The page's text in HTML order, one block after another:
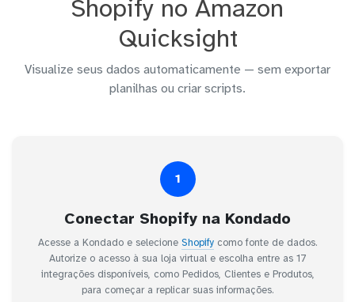
Shopify no Amazon
Quicksight
Visualize seus dados automaticamente — sem exportar
planilhas ou criar scripts.
1
Conectar Shopify na Kondado
Acesse a Kondado e selecione Shopify como fonte de dados.
Autorize o acesso à sua loja virtual e escolha entre as 17
integrações disponíveis, como Pedidos, Clientes e Produtos,
para começar a replicar suas informações.